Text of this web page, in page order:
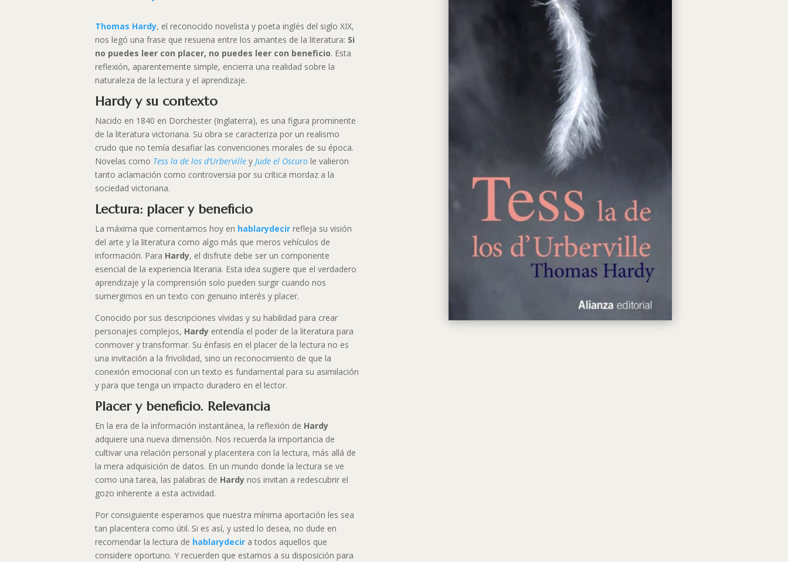
Thomas Hardy, el reconocido novelista y poeta inglés del siglo XIX,
nos legó una frase que resuena entre los amantes de la literatura: Si
no puedes leer con placer, no puedes leer con beneficio. Esta
reflexión, aparentemente simple, encierra una realidad sobre la
naturaleza de la lectura y el aprendizaje.
Hardy y su contexto
Nacido en 1840 en Dorchester (Inglaterra), es una figura prominente
de la literatura victoriana. Su obra se caracteriza por un realismo
crudo que no temía desafiar las convenciones morales de su época.
Novelas como Tess la de los d’Urberville yJude el Oscuro le valieron
tanto aclamación como controversia por su crítica mordaz a la
sociedad victoriana.
Lectura: placer y beneficio
La máxima que comentamos hoy en hablarydecir refleja su visión
del arte y la literatura como algo más que meros vehículos de
información. Para Hardy, el disfrute debe ser un componente
esencial de la experiencia literaria. Esta idea sugiere que el verdadero
aprendizaje y la comprensión solo pueden surgir cuando nos
sumergimos en un texto con genuino interés y placer.
Conocido por sus descripciones vívidas y su habilidad para crear
personajes complejos, Hardy entendía el poder de la literatura para
conmover y transformar. Su énfasis en el placer de la lectura no es
una invitación a la frivolidad, sino un reconocimiento de que la
conexión emocional con un texto es fundamental para su asimilación
y para que tenga un impacto duradero en el lector.
Placer y beneficio. Relevancia
En la era de la información instantánea, la reflexión de Hardy
adquiere una nueva dimensión. Nos recuerda la importancia de
cultivar una relación personal y placentera con la lectura, más allá de
la mera adquisición de datos. En un mundo donde la lectura se ve
como una tarea, las palabras de Hardy nos invitan a redescubrir el
gozo inherente a esta actividad.
Por consiguiente esperamos que nuestra mínima aportación les sea
tan placentera como útil. Si es así, y usted lo desea, no dude en
recomendar la lectura de hablarydecir a todos aquellos que
considere oportuno. Y recuerden que estamos a su disposición para